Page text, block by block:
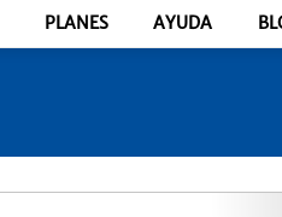
PLANES AYUDA